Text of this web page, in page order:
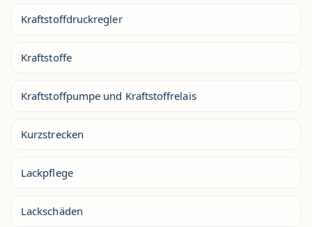
Kraftstoffdruckregler
Kraftstoffe
Kraftstoffpumpe und Kraftstoffrelais
Kurzstrecken
Lackpflege
Lackschäden